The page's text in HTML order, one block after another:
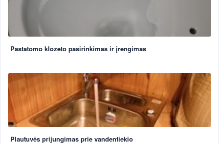
Pastatomo klozeto pasirinkimas ir įrengimas
Plautuvės prijungimas prie vandentiekio